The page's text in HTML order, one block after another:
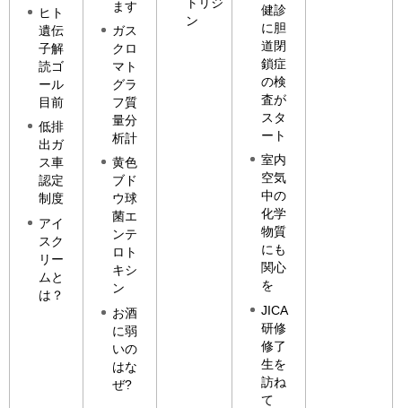
ヒト
遺伝
子解
読ゴ
ール
目前
低排
出ガ
ス車
認定
制度
アイ
スク
リー
ムと
は？
ます
ガス
クロ
マト
グラ
フ質
量分
析計
黄色
ブド
ウ球
菌エ
ンテ
ロト
キシ
ン
お酒
に弱
いの
はな
ぜ?
ン
健診
に胆
道閉
鎖症
の検
査が
スタ
ート
室内
空気
中の
化学
物質
にも
関心
を
JICA
研修
修了
生を
訪ね
て